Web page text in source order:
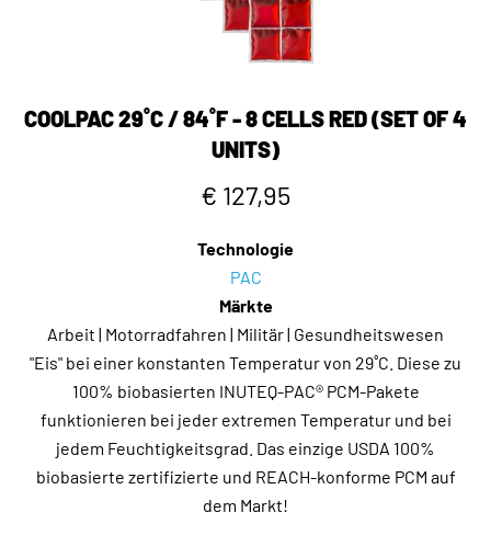
COOLPAC 29˚C / 84˚F - 8 CELLS RED (SET OF 4
UNITS)
€ 127,95
Technologie
PAC
Märkte
Arbeit | Motorradfahren | Militär | Gesundheitswesen
"Eis" bei einer konstanten Temperatur von 29˚C. Diese zu
100% biobasierten INUTEQ-PAC® PCM-Pakete
funktionieren bei jeder extremen Temperatur und bei
jedem Feuchtigkeitsgrad. Das einzige USDA 100%
biobasierte zertifizierte und REACH-konforme PCM auf
dem Markt!